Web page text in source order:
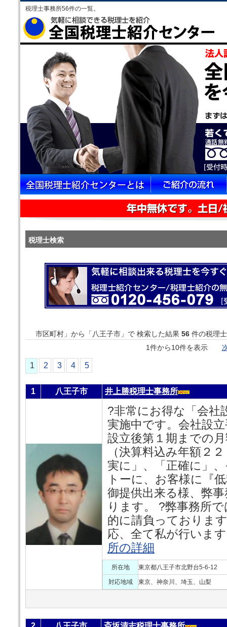
税理士事務所56件の一覧。
税理士検索
市区町村」から「八王子市」で 検索した結果 56 件の税理
1件から10件を表示
1 2 3 4 5
1 八王子市 井上勝税理士事務所
?非常にお得な「会社
実施中です。会社設
設立後第１期までの
（決算料込み年額２
実に」、「正確に」
トーに、お客様に『
御提供出来る様、弊
ります。 ?弊事務所
的に請負っておりま
応、全て私が行いま
所の詳細
所在地 東京都八王子市北野台5-6-12
対応地域 東京、神奈川、埼玉、山梨